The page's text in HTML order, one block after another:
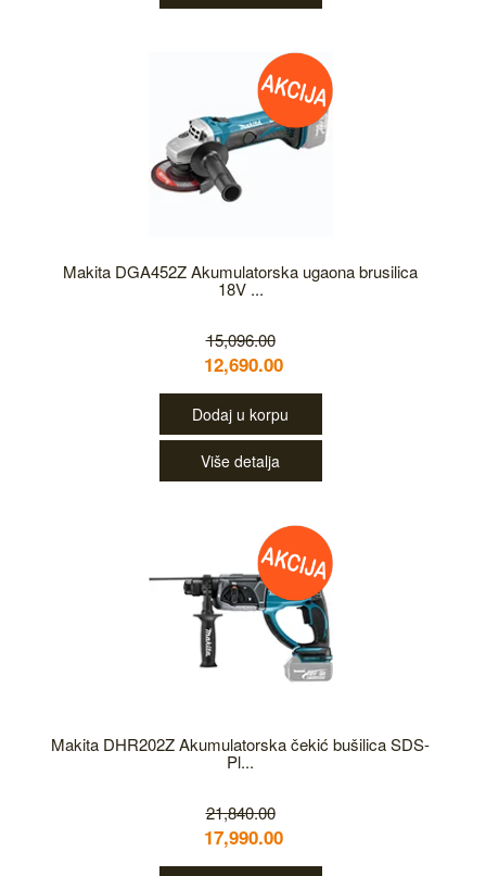
Makita DGA452Z Akumulatorska ugaona brusilica
18V ...
15,096.00
12,690.00
Dodaj u korpu
Više detalja
Makita DHR202Z Akumulatorska čekić bušilica SDS-
Pl...
21,840.00
17,990.00